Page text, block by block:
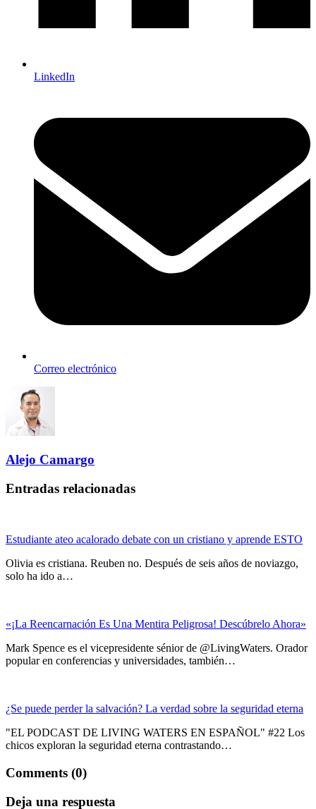
LinkedIn
Correo electrónico
Alejo Camargo
Entradas relacionadas
Estudiante ateo acalorado debate con un cristiano y aprende ESTO
Olivia es cristiana. Reuben no. Después de seis años de noviazgo,
solo ha ido a…
«¡La Reencarnación Es Una Mentira Peligrosa! Descúbrelo Ahora»
Mark Spence es el vicepresidente sénior de @LivingWaters. Orador
popular en conferencias y universidades, también…
¿Se puede perder la salvación? La verdad sobre la seguridad eterna
"EL PODCAST DE LIVING WATERS EN ESPAÑOL" #22 Los
chicos exploran la seguridad eterna contrastando…
Comments (0)
Deja una respuesta